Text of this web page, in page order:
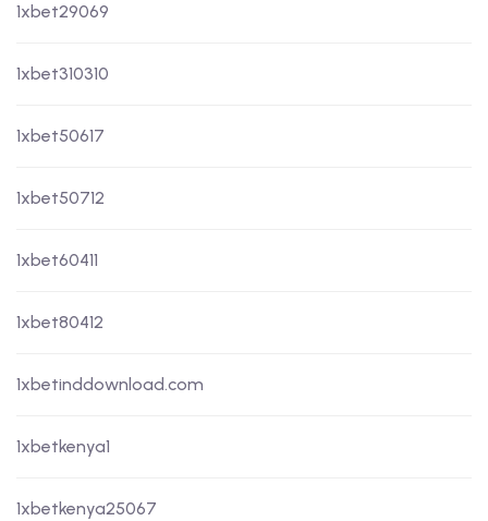
1xbet29069
1xbet310310
1xbet50617
1xbet50712
1xbet60411
1xbet80412
1xbetinddownload.com
1xbetkenya1
1xbetkenya25067